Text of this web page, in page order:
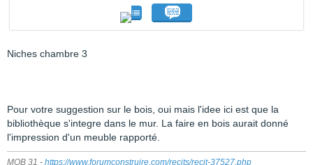
Niches chambre 3
Pour votre suggestion sur le bois, oui mais l'idee ici est que la
bibliothèque s'integre dans le mur. La faire en bois aurait donné
l'impression d'un meuble rapporté.
MOB 31 - https://www.forumconstruire.com/recits/recit-37527.php